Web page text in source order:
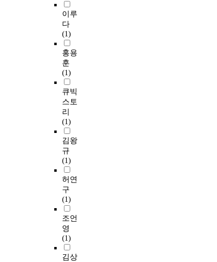
이루
다
(1)
홍용
훈
(1)
큐빅
스토
리
(1)
김왕
규
(1)
허연
구
(1)
조언
영
(1)
김상